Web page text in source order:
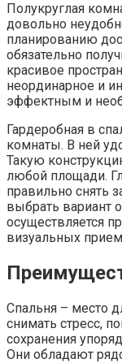
Полукруглая
довольно
планированию
обязательно
красивое
неординарное и
эффектным и
Гардеробная в
комнаты. В ней
Такую
любой площади.
правильно снять
выбрать вариант
осуществляется
визуальных
Спальня – место
снимать стресс,
сохранения
Они обладают